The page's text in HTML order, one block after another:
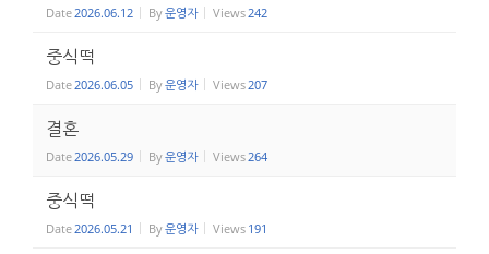
Date2026.06.12 By운영자 Views242
중식떡
Date2026.06.05 By운영자 Views207
결혼
Date2026.05.29 By운영자 Views264
중식떡
Date2026.05.21 By운영자 Views 191